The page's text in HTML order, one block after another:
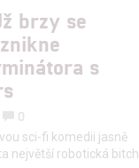
brzy se
s
0
sci-fi komedii jasně
největší robotická bitch.